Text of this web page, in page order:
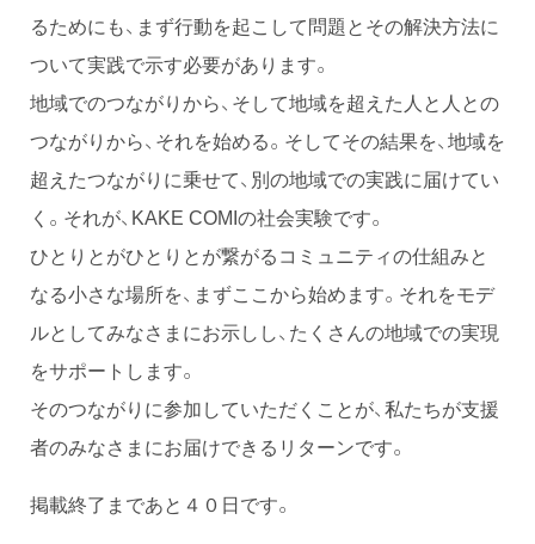
るためにも、まず行動を起こして問題とその解決方法に
ついて実践で示す必要があります。
地域でのつながりから、そして地域を超えた人と人との
つながりから、それを始める。そしてその結果を、地域を
超えたつながりに乗せて、別の地域での実践に届けてい
く。それが、KAKE COMIの社会実験です。
ひとりとがひとりとが繋がるコミュニティの仕組みと
なる小さな場所を、まずここから始めます。それをモデ
ルとしてみなさまにお示しし、たくさんの地域での実現
をサポートします。
そのつながりに参加していただくことが、私たちが支援
者のみなさまにお届けできるリターンです。
掲載終了まであと４０日です。